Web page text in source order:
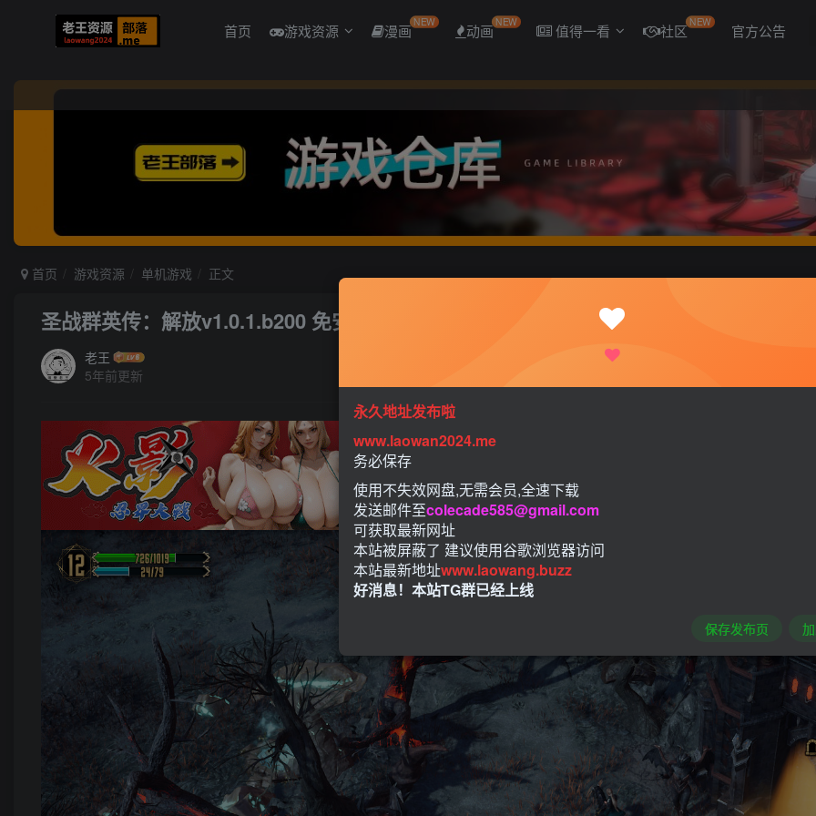
首页 游戏资源 漫画NEW 动画 NEW 值得一看 社区NEW 官方公告
首页 游戏资源 单机游戏 正文
圣战群英传：解放v1.0.1.b200 免安装中文版
老王
5年前更新
永久地址发布啦
www.laowan2024.me
务必保存
使用不失效网盘,无需会员,全速下载
发送邮件至colecade585@gmail.com
可获取最新网址
本站被屏蔽了 建议使用谷歌浏览器访问
本站最新地址www.laowang.buzz
好消息！本站TG群已经上线
保存发布页